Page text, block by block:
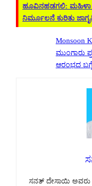
ಹೂವಿನಹಡಗಲಿ: ಮಹಿಳಾ
ನಿರ್ಮೂಲನೆ ಕುರಿತು
Monsoon
ಮುಂಗಾರು
ಆರಂಭದ
ಸನತ್ ದೇಸಾಯಿ ಅವರು